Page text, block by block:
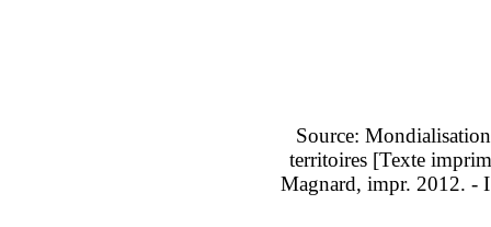
Source:
territoires [Texte
Magnard, impr. 2012. -